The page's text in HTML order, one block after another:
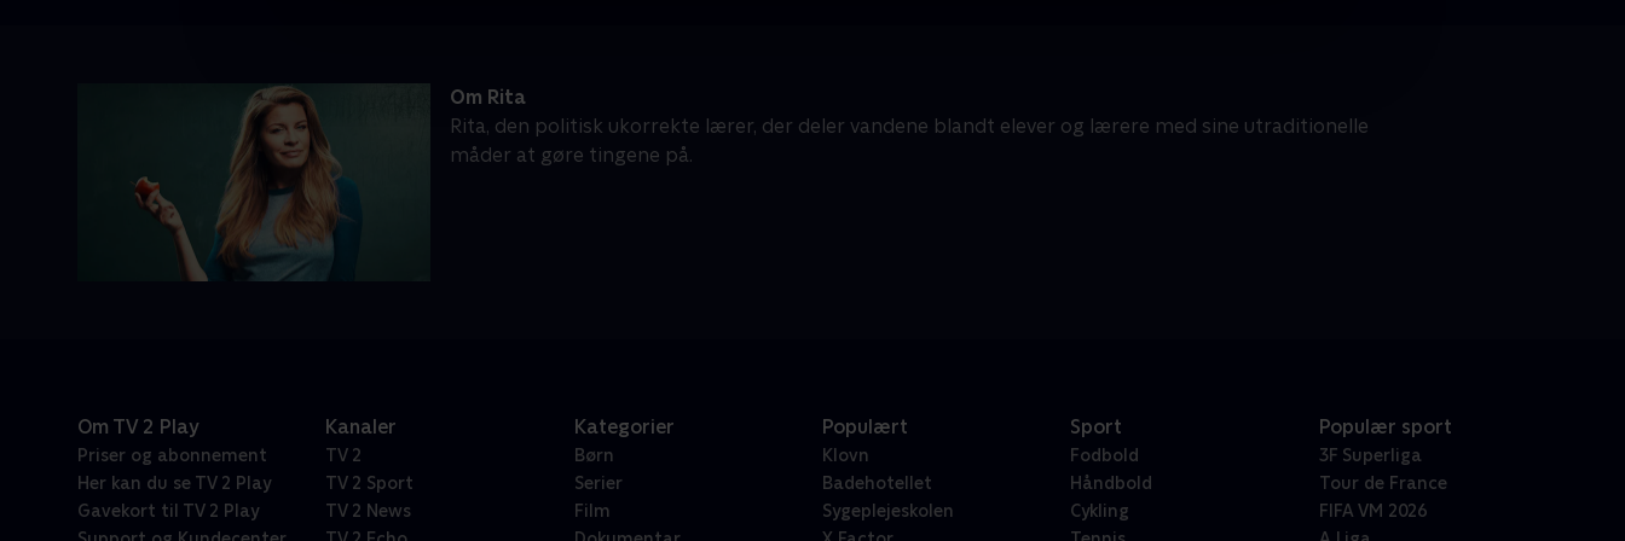
Om Rita
Rita, den politisk ukorrekte lærer, der deler vandene blandt elever og lærere med sine utraditionelle
måder at gøre tingene på.
Om TV 2 Play
Priser og abonnement
Her kan du se TV 2 Play
Gavekort til TV 2 Play
Kanaler
TV 2
TV 2 Sport
TV 2 News
Kategorier
Børn
Serier
Film
Populært
Klovn
Badehotellet
Sygeplejeskolen
Sport
Fodbold
Håndbold
Cykling
Populær sport
3F Superliga
Tour de France
FIFA VM 2026